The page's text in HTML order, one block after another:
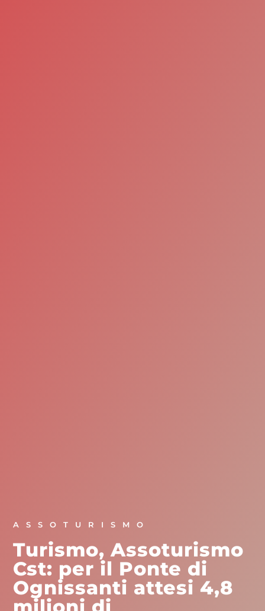
ASSOTURISMO
Turismo, Assoturismo
Cst: per il Ponte di
Ognissanti attesi 4,8